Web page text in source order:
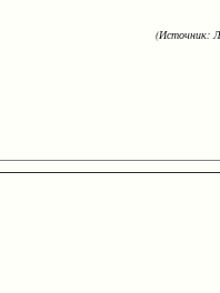
(Источник: